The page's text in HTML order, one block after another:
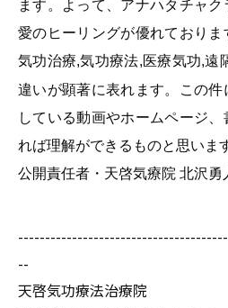
ます。よって、アナハタチャ
愛のヒーリングが優れておりま
気功治療,気功療法,医療気功,遠
違いが顕著に表れます。この
している動画やホームページ
れば理解ができるものと思います
公開責任者・天啓気療院北沢勇
--
天啓気功療法治療院